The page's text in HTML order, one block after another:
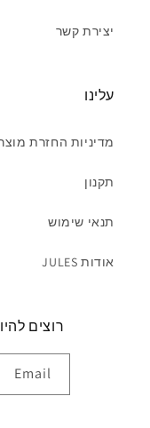
יצירת קשר
עלינו
מדיניות החזרת
תקנון
תנאי שימוש
אודות JULES
רוצים
Email